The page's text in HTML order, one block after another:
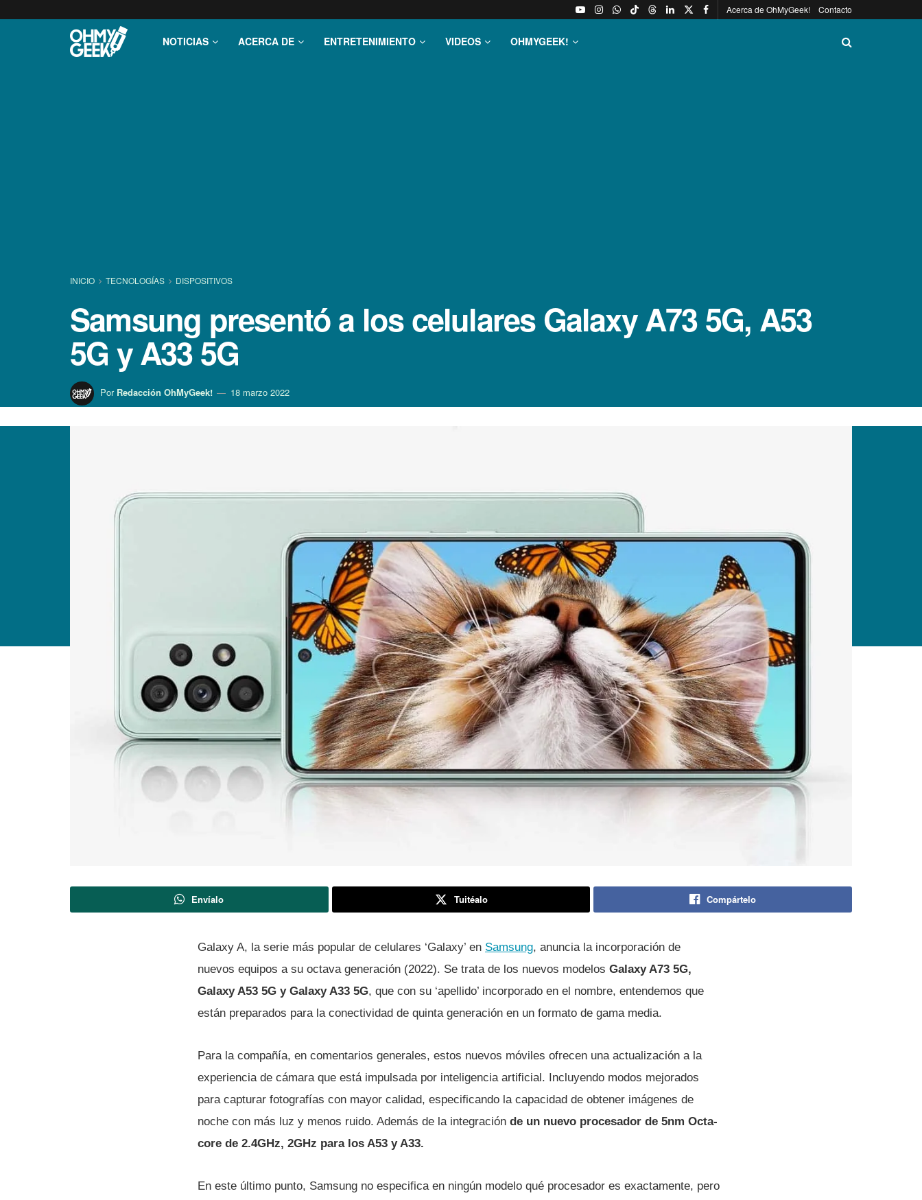
Acerca de OhMyGeek! Contacto
NOTICIAS ACERCA DE ENTRETENIMIENTO VIDEOS OHMYGEEK!
INICIO TECNOLOGÍ­AS DISPOSITIVOS
Samsung presentó a los celulares Galaxy A73 5G, A53
5G y A33 5G
Por Redacción OhMyGeek! 18 marzo 2022
Envíalo Tuitéalo Compártelo
Galaxy A, la serie más popular de celulares ‘Galaxy’ en Samsung, anuncia la incorporación de
nuevos equipos a su octava generación (2022). Se trata de los nuevos modelos Galaxy A73 5G,
Galaxy A53 5G y Galaxy A33 5G, que con su ‘apellido’ incorporado en el nombre, entendemos que
están preparados para la conectividad de quinta generación en un formato de gama media.
Para la compañía, en comentarios generales, estos nuevos móviles ofrecen una actualización a la
experiencia de cámara que está impulsada por inteligencia artificial. Incluyendo modos mejorados
para capturar fotografías con mayor calidad, especificando la capacidad de obtener imágenes de
noche con más luz y menos ruido. Además de la integración de un nuevo procesador de 5nm Octa-
core de 2.4GHz, 2GHz para los A53 y A33.
En este último punto, Samsung no especifica en ningún modelo qué procesador es exactamente, pero